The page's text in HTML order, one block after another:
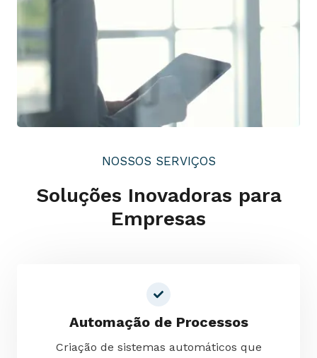
NOSSOS SERVIÇOS
Soluções Inovadoras para
Empresas
Automação de Processos
Criação de sistemas automáticos que